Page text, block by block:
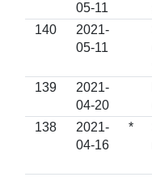
05-11
140
2021-
05-11
139
2021-
04-20
138
2021-
04-16
*